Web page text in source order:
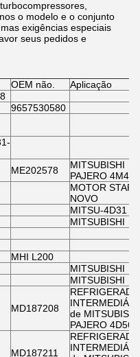
o modelo e o conjunto
exigências especiais
seus pedidos e
OEM não.
Aplicação
9657530580
ME202578
MITSUBISHI
PAJERO
MOTOR
NOVO
MITSU-4D31
MITSUBISHI
MHI L200
MITSUBISHI
MITSUBISHI
MD187208
de MITSUBISHI
PAJERO 4D56Q
MD187211